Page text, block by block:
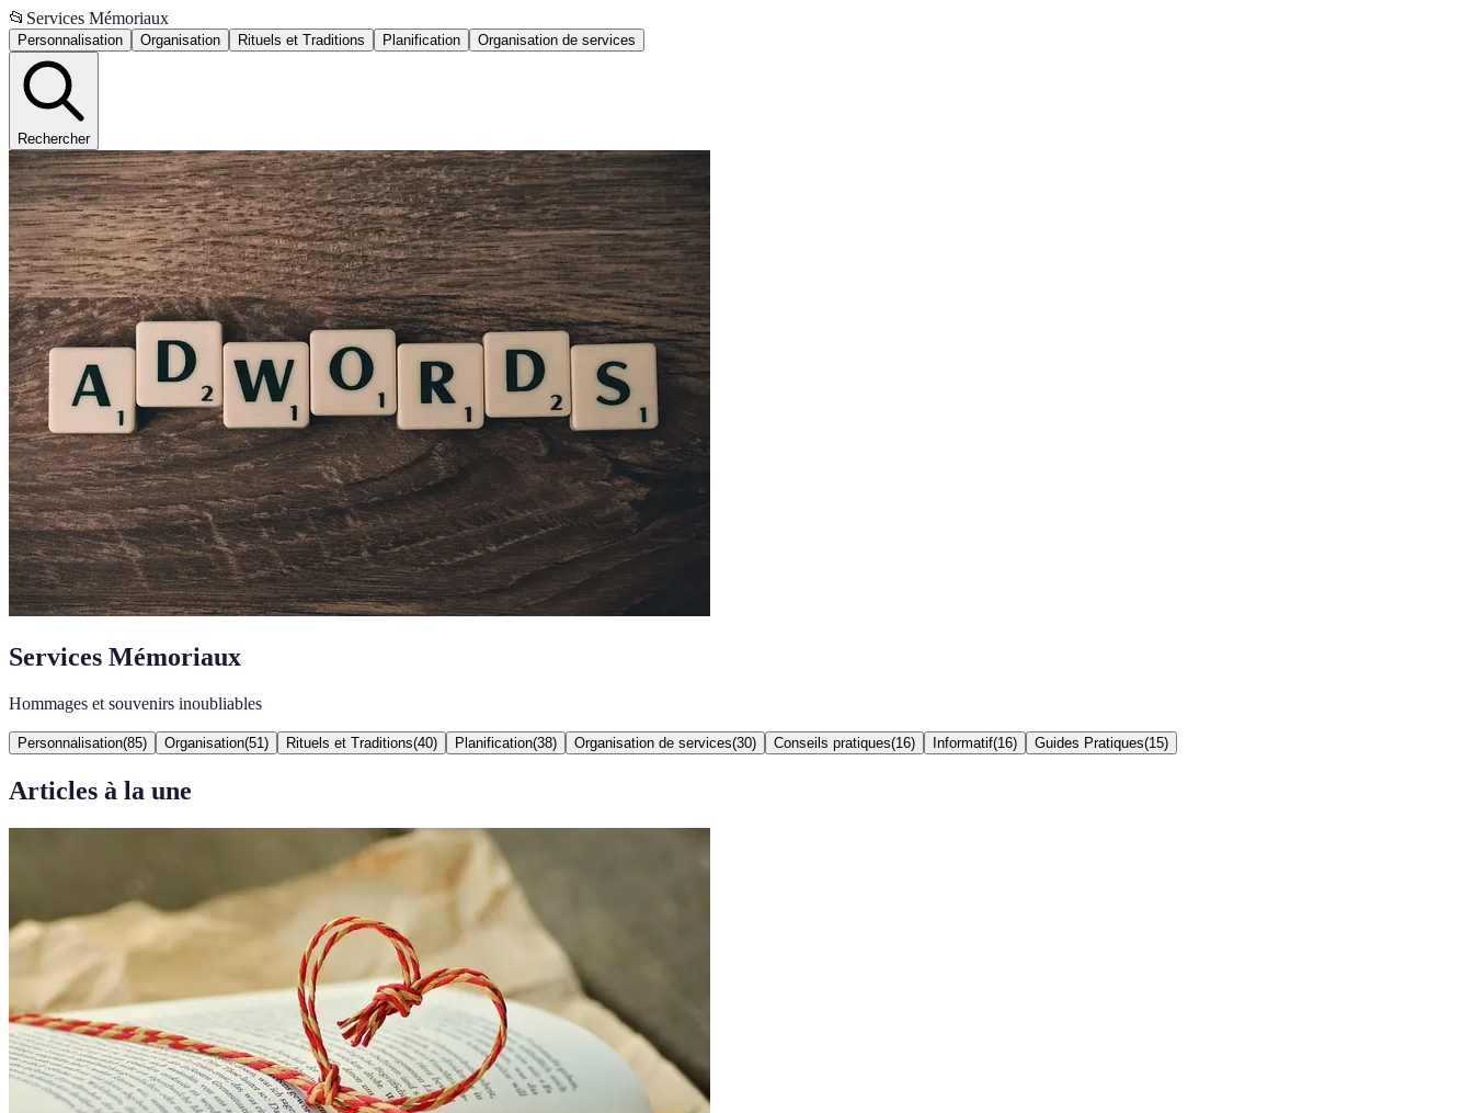
📂 Services Mémoriaux
Personnalisation Organisation Rituels et Traditions Planification Organisation de services
Rechercher
Services Mémoriaux
Hommages et souvenirs inoubliables
Personnalisation(85) Organisation(51 ) Rituels et Traditions(40) Planification(38) Organisation de services(30) Conseils pratiques(16) Informatif(16) Guides Pratiques(15)
Articles à la une